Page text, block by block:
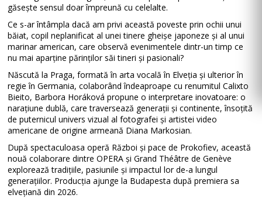
găsește sensul doar împreună cu celelalte.
Ce s-ar întâmpla dacă am privi această poveste prin ochii unui
băiat, copil neplanificat al unei tinere gheișe japoneze și al unui
marinar american, care observă evenimentele dintr-un timp ce
nu mai aparține părinților săi tineri și pasionali?
Născută la Praga, formată în arta vocală în Elveția și ulterior în
regie în Germania, colaborând îndeaproape cu renumitul Calixto
Bieito, Barbora Horáková propune o interpretare inovatoare: o
narațiune dublă, care traversează generații și continente, însoțită
de puternicul univers vizual al fotografei și artistei video
americane de origine armeană Diana Markosian.
După spectaculoasa operă Război și pace de Prokofiev, această
nouă colaborare dintre OPERA și Grand Théâtre de Genève
explorează tradițiile, pasiunile și impactul lor de-a lungul
generațiilor. Producția ajunge la Budapesta după premiera sa
elvețiană din 2026.